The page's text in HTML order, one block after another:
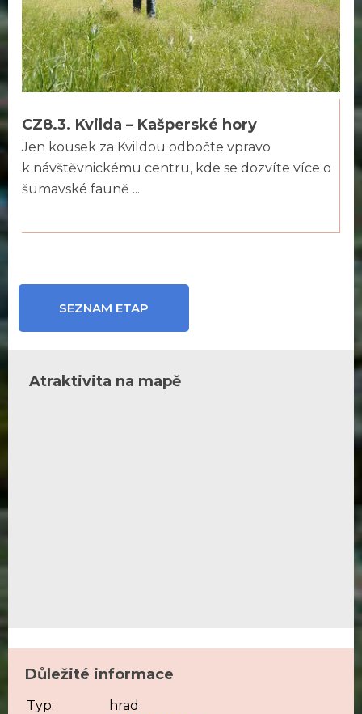
CZ8.3. Kvilda – Kašperské hory
Jen kousek za Kvildou odbočte vpravo
k návštěvnickému centru, kde se dozvíte více o
šumavské fauně ...
SEZNAM ETAP
Atraktivita na mapě
Důležité informace
Typ:
hrad